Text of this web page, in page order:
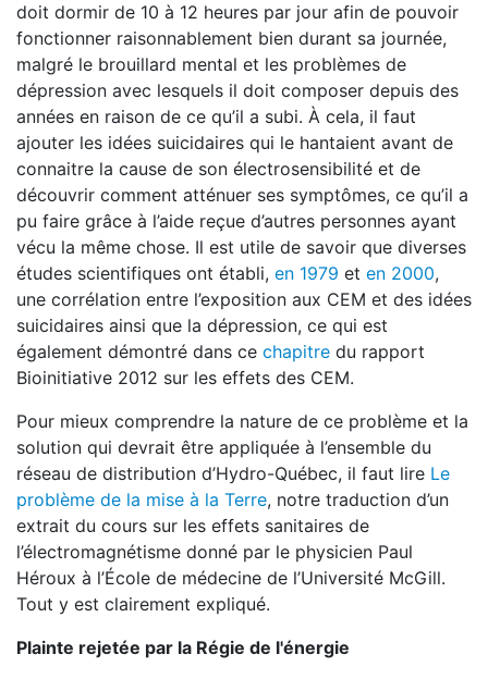
doit dormir de 10 à 12 heures par jour afin de pouvoir
fonctionner raisonnablement bien durant sa journée,
malgré le brouillard mental et les problèmes de
dépression avec lesquels il doit composer depuis des
années en raison de ce qu’il a subi. À cela, il faut
ajouter les idées suicidaires qui le hantaient avant de
connaitre la cause de son électrosensibilité et de
découvrir comment atténuer ses symptômes, ce qu’il a
pu faire grâce à l’aide reçue d’autres personnes ayant
vécu la même chose. Il est utile de savoir que diverses
études scientifiques ont établi, en 1979 et en 2000,
une corrélation entre l’exposition aux CEM et des idées
suicidaires ainsi que la dépression, ce qui est
également démontré dans ce chapitre du rapport
Bioinitiative 2012 sur les effets des CEM.
Pour mieux comprendre la nature de ce problème et la
solution qui devrait être appliquée à l’ensemble du
réseau de distribution d’Hydro-Québec, il faut lire Le
problème de la mise à la Terre, notre traduction d’un
extrait du cours sur les effets sanitaires de
l’électromagnétisme donné par le physicien Paul
Héroux à l’École de médecine de l’Université McGill.
Tout y est clairement expliqué.
Plainte rejetée par la Régie de l'énergie